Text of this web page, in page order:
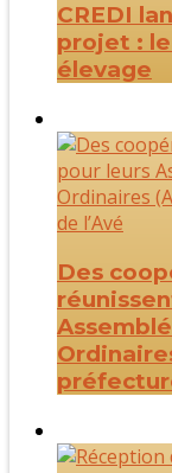
CREDI
projet :
élevage
Des